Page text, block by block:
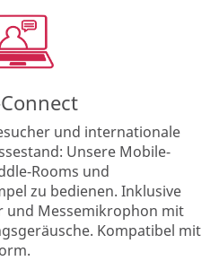
und internationale
Unsere Mobile-
Rooms und
zu bedienen. Inklusive
und Messemikrophon mit
Kompatibel mit